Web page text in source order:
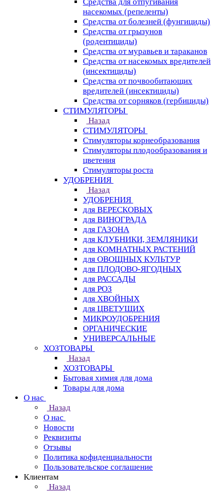
насекомых (репеленты)
Средства от болезней (фунгициды)
Средства от грызунов
(родентициды)
Средства от муравьев и тараканов
Средства от насекомых вредителей
(инсектициды)
Средства от почвообитающих
вредителей (инсектициды)
Средства от сорняков (гербициды)
СТИМУЛЯТОРЫ
Назад
СТИМУЛЯТОРЫ
Стимуляторы корнеобразования
Стимуляторы плодообразования и
цветения
Стимуляторы роста
УДОБРЕНИЯ
Назад
УДОБРЕНИЯ
для ВЕРЕСКОВЫХ
для ВИНОГРАДА
для ГАЗОНА
для КЛУБНИКИ, ЗЕМЛЯНИКИ
для КОМНАТНЫХ РАСТЕНИЙ
для ОВОЩНЫХ КУЛЬТУР
для ПЛОДОВО-ЯГОДНЫХ
для РАССАДЫ
для РОЗ
для ХВОЙНЫХ
для ЦВЕТУЩИХ
МИКРОУДОБРЕНИЯ
ОРГАНИЧЕСКИЕ
УНИВЕРСАЛЬНЫЕ
ХОЗТОВАРЫ
Назад
ХОЗТОВАРЫ
Бытовая химия для дома
Товары для дома
О нас
Назад
О нас
Новости
Реквизиты
Отзывы
Политика кофиденциальности
Пользовательское соглашение
Клиентам
Назад